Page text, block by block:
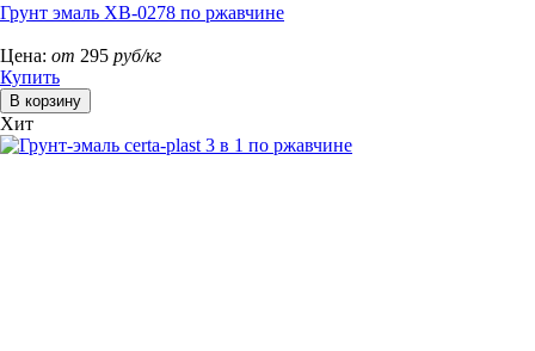
Грунт эмаль ХВ-0278 по ржавчине
Цена: от 295 руб/кг
Купить
Хит